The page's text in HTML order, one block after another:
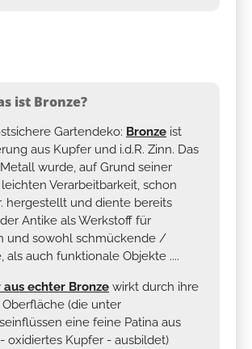
ist Bronze?
Gartendeko: Bronze ist
aus Kupfer und i.d.R. Zinn. Das
wurde, auf Grund seiner
Verarbeitbarkeit, schon
hergestellt und diente bereits
Antike als Werkstoff für
und sowohl schmückende /
als auch funktionale Objekte ....
aus echter Bronze wirkt durch ihre
(die unter
eine feine Patina aus
oxidiertes Kupfer - ausbildet)